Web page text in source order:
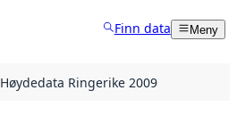
Finn data Meny
Høydedata Ringerike 2009